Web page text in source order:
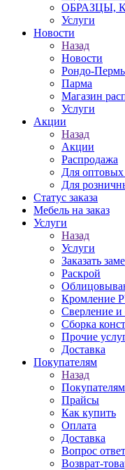
ОБРАЗЦЫ,
Услуги
Новости
Назад
Новости
Рондо-Пермь
Парма
Магазин
Услуги
Акции
Назад
Акции
Распродажа
Для оптовых
Для
Статус заказа
Мебель на заказ
Услуги
Назад
Услуги
Заказать
Раскрой
Кромление
Сверление и
Сборка
Прочие
Доставка
Покупателям
Назад
Покупателям
Прайсы
Как купить
Оплата
Доставка
Вопрос ответ
Возврат-